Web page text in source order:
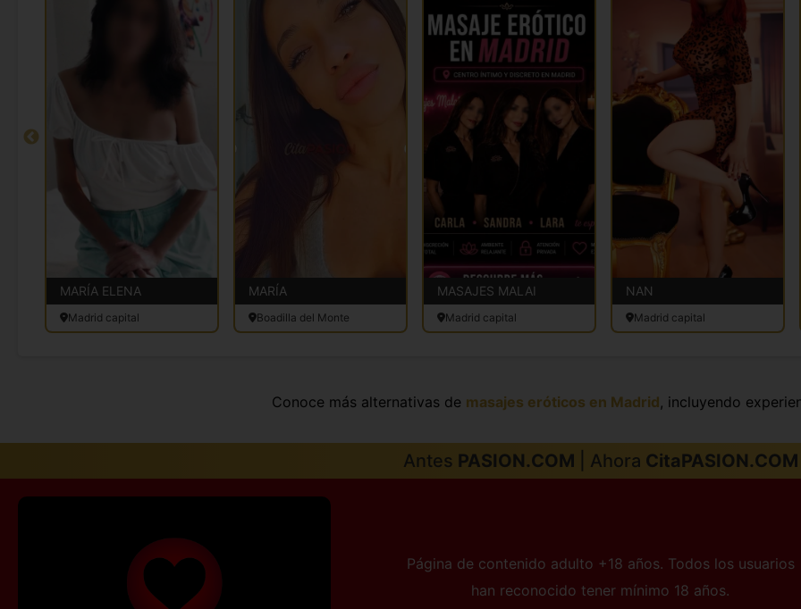
MARÍA ELENA
Madrid capital
MARÍA
Boadilla del Monte
MASAJES MALAI
Madrid capital
NAN
Madrid capital
Conoce más alternativas de masajes eróticos en Madrid, incluyendo
Antes PASION.COM | Ahora CitaPASION.COM
Página de contenido adulto +18 años. Todos los usuarios
han reconocido tener mínimo 18 años.